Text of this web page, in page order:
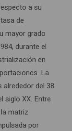
a su
de
mayor grado
durante el
en
La
alrededor del 38
siglo XX. Entre
matriz
por